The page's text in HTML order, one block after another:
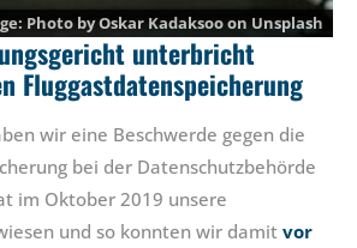
Photo byOskar Kadaksooon Unsplash
unterbricht
Fluggastdatenspeicherung
wir eine Beschwerde gegen die
bei der Datenschutzbehörde
im Oktober 2019 unsere
und so konnten wir damit vor